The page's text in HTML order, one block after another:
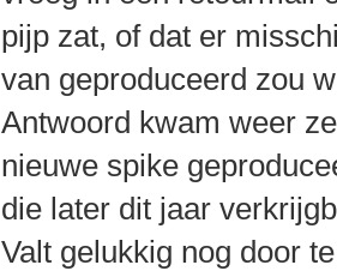
pijp zat, of dat er
van geproduceerd zou
Antwoord kwam weer
nieuwe spike
die later dit jaar
Valt gelukkig nog door